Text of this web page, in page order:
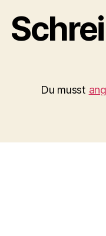
Du musst